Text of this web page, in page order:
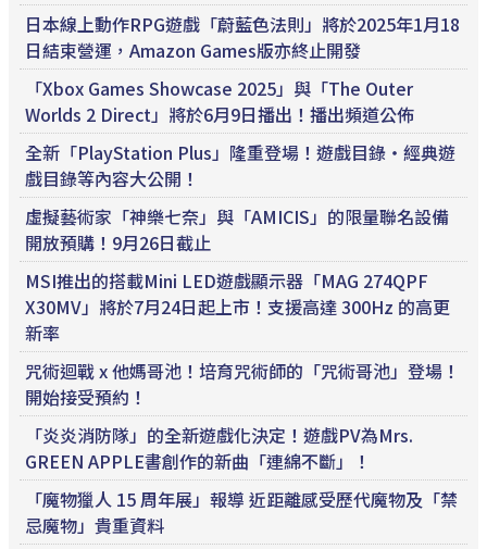
日本線上動作RPG遊戲「蔚藍色法則」將於2025年1月18
日結束營運，Amazon Games版亦終止開發
「Xbox Games Showcase 2025」與「The Outer
Worlds 2 Direct」將於6月9日播出！播出頻道公佈
全新「PlayStation Plus」隆重登場！遊戲目錄・經典遊
戲目錄等內容大公開！
虛擬藝術家「神樂七奈」與「AMICIS」的限量聯名設備
開放預購！9月26日截止
MSI推出的搭載Mini LED遊戲顯示器「MAG 274QPF
X30MV」將於7月24日起上市！支援高達 300Hz 的高更
新率
咒術迴戰 x 他媽哥池！培育咒術師的「咒術哥池」登場！
開始接受預約！
「炎炎消防隊」的全新遊戲化決定！遊戲PV為Mrs.
GREEN APPLE書創作的新曲「連綿不斷」！
「魔物獵人 15 周年展」報導 近距離感受歷代魔物及「禁
忌魔物」貴重資料